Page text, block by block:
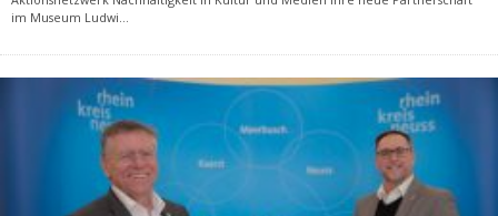
im Museum Ludwi...